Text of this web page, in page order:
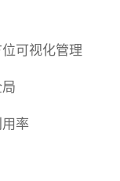
可视化管理
率